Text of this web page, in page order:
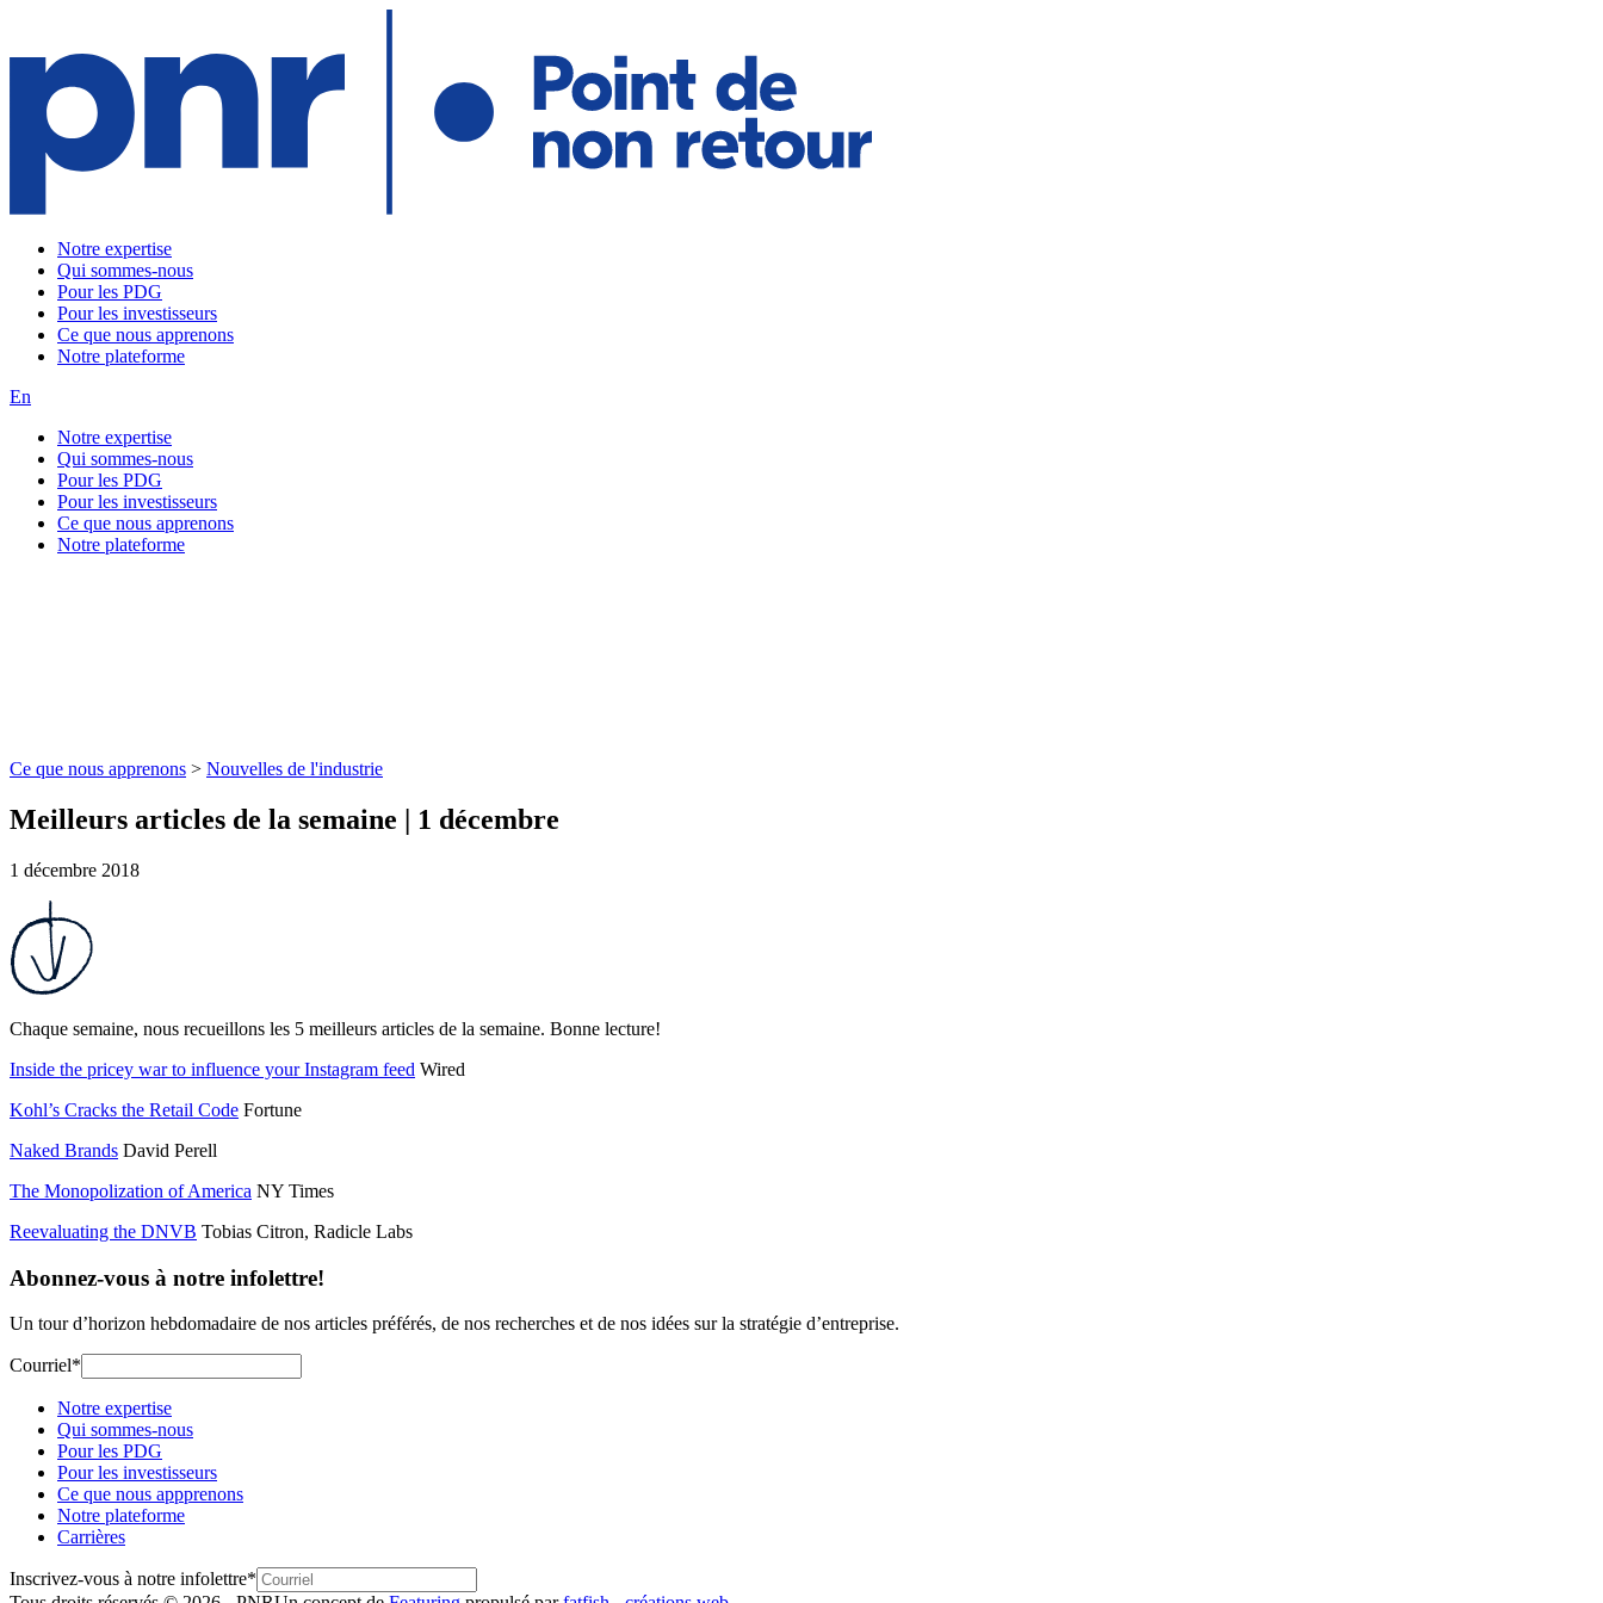
Notre expertise
Qui sommes-nous
Pour les PDG
Pour les investisseurs
Ce que nous apprenons
Notre plateforme
En
Notre expertise
Qui sommes-nous
Pour les PDG
Pour les investisseurs
Ce que nous apprenons
Notre plateforme
Ce que nous apprenons > Nouvelles de l'industrie
Meilleurs articles de la semaine | 1 décembre
1 décembre 2018
Chaque semaine, nous recueillons les 5 meilleurs articles de la semaine. Bonne lecture!
Inside the pricey war to influence your Instagram feed Wired
Kohl’s Cracks the Retail Code Fortune
Naked Brands David Perell
The Monopolization of America NY Times
Reevaluating the DNVB Tobias Citron, Radicle Labs
Abonnez-vous à notre infolettre!
Un tour d’horizon hebdomadaire de nos articles préférés, de nos recherches et de nos idées sur la stratégie d’entreprise.
Courriel*
Notre expertise
Qui sommes-nous
Pour les PDG
Pour les investisseurs
Ce que nous appprenons
Notre plateforme
Carrières
Inscrivez-vous à notre infolettre*